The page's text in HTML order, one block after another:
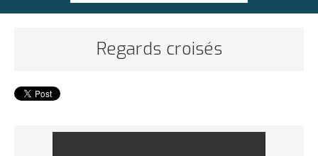
Regards croisés